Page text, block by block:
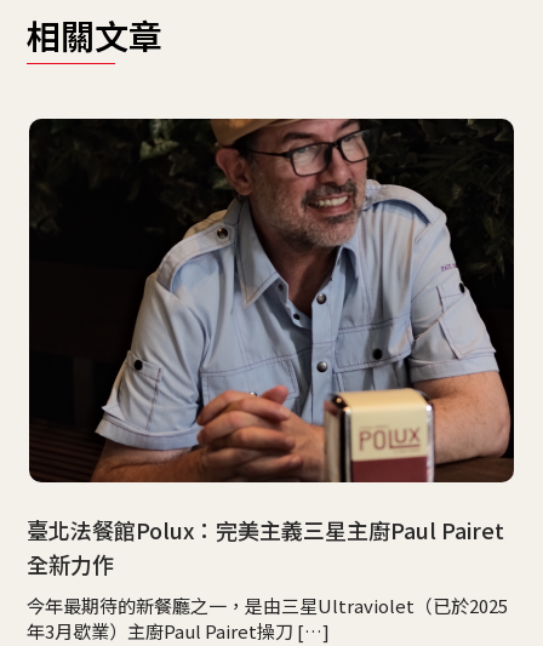
相關文章
臺北法餐館Polux：完美主義三星主廚Paul Pairet
全新力作
今年最期待的新餐廳之一，是由三星Ultraviolet（已於2025
年3月歇業）主廚Paul Pairet操刀 […]